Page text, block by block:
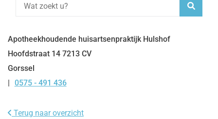
Apotheekhoudende huisartsenpraktijk Hulshof
Hoofdstraat 14 7213 CV
Gorssel
Tel:
0575 - 491 436
Terug naar overzicht